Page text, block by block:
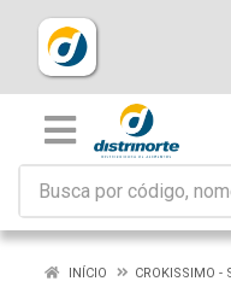
INÍCIO
CROKISSIMO -